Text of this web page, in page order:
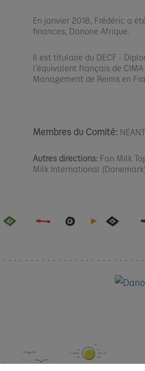
En janvier 2018, Frédéric a
finances, Danone Afrique.​
Il est titulaire du DECF -
l’équivalent français de
Management de Reims en
Membres du Comité: NÉANT
Autres directions: Fan Milk
Milk International